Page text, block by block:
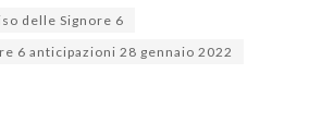
delle Signore 6
6 anticipazioni 28 gennaio 2022